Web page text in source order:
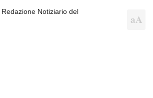
Redazione Notiziario del